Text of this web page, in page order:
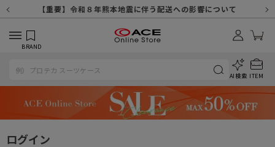
【重要】令和８年熊本地震に伴う配送への影響について
【重要】納品書・領収書ペーパーレス化（電子化）のお知らせ
【重要】天候不良や交通状況・物量増等に伴う配送への影響について
【重要】悪質な詐欺サイトにご注意ください
【重要】各種メールが届かない場合に関しまして
【重要】お問い合わせのご対応に関しまして
【重要】SNSのなりすまし詐欺にご注意ください
BRAND
AI検索 ITEM
ログイン